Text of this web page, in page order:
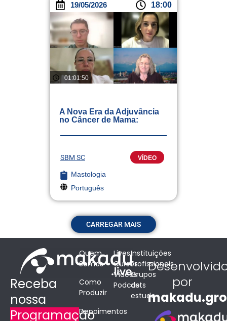
19/05/2026 18:00
01:01:50
A Nova Era da Adjuvância
no Câncer de Mama:
SBM SC VÍDEO
Mastologia
Português
CARREGAR MAIS
Receba
nossa
Programação
Quem
Somos
Como
Produzir
Depoimentos
Lives
Cursos
Vídeos
Podcasts
Instituições
Profissionais
Grupos
de
estudo
por